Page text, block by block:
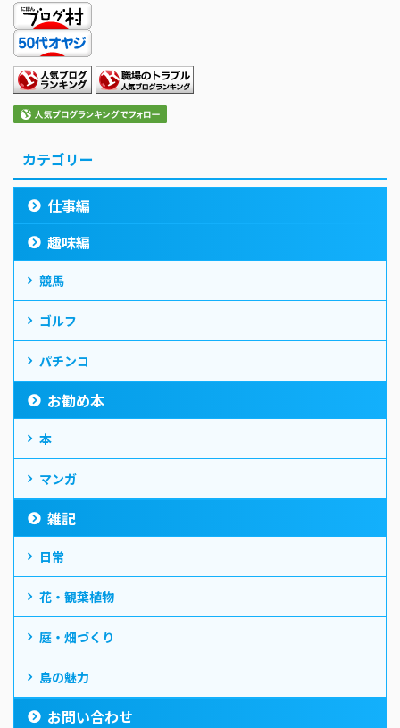
カテゴリー
仕事編
趣味編
競馬
ゴルフ
パチンコ
お勧め本
本
マンガ
雑記
日常
花・観葉植物
庭・畑づくり
島の魅力
お問い合わせ